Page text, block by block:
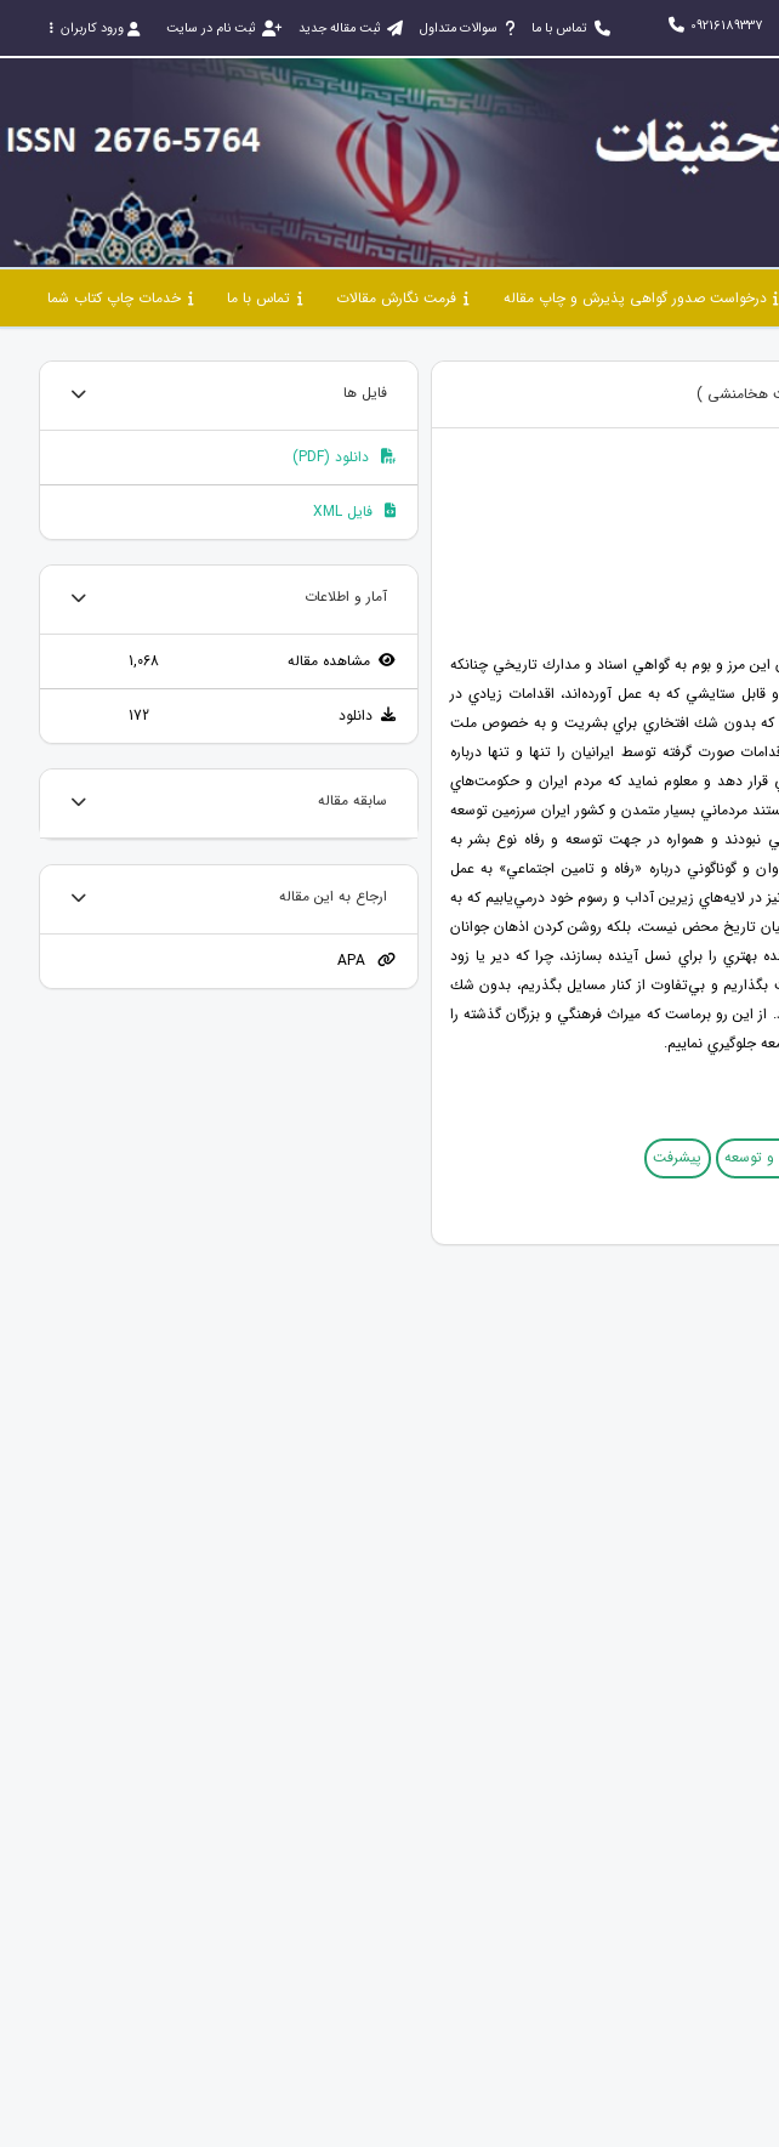
09216189337 تماس با ما سوالات متداول ثبت مقاله جدید ثبت نام در سایت ورود کاربران
درخواست صدور گواهی پذیرش و چاپ مقاله فرمت نگارش مقالات تماس با ما خدمات چاپ کتاب شما
هخامنشی )
اين مرز و بوم به گواهي اسناد و مدارك تاريخي چنانكه
ستايشي كه به عمل آورده‌اند، اقدامات زيادي در
كه بدون شك افتخاري براي بشريت و به خصوص ملت
صورت گرفته توسط ايرانيان را تنها و تنها درباره
دهد و معلوم نمايد كه مردم ايران و حكومت‌هاي
مردماني بسيار متمدن و كشور ايران سرزمين توسعه
نبودند و همواره در جهت توسعه و رفاه نوع بشر به
و گوناگوني درباره «رفاه و تامين اجتماعي» به عمل
در لايه‌هاي زيرين آداب و رسوم خود درمي‌يابيم كه به
تاريخ محض نيست، بلكه روشن كردن اذهان جوانان
بهتري را براي نسل آينده بسازند، چرا كه دير يا زود
و بي‌تفاوت از كنار مسايل بگذريم، بدون شك
اين رو برماست كه ميراث فرهنگي و بزرگان گذشته را
جلوگيري نماييم.
و توسعه پیشرفت
فایل ها
دانلود (PDF)
فایل XML
آمار و اطلاعات
مشاهده مقاله 1,068
دانلود 172
سابقه مقاله
ارجاع به این مقاله